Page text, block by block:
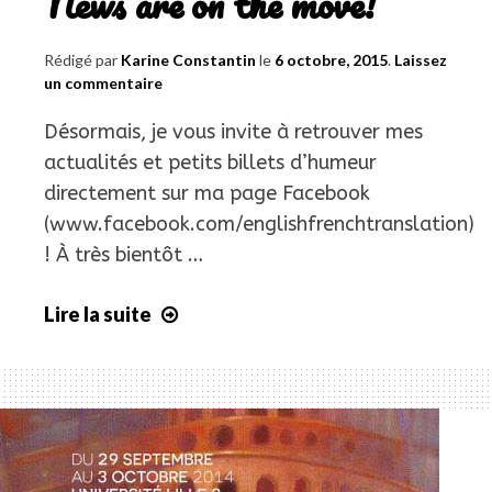
Rédigé par Karine Constantin le 6 octobre, 2015. Laissez
un commentaire
Désormais, je vous invite à retrouver mes
actualités et petits billets d’humeur
directement sur ma page Facebook
(www.facebook.com/englishfrenchtranslation)
! À très bientôt …
Lire la suite
déménagent
!
News
are